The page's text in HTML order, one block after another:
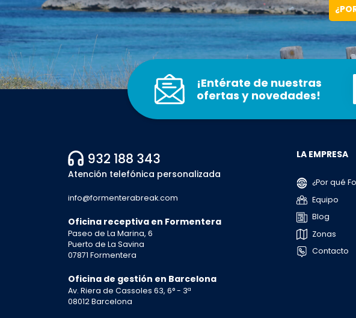
¡Entérate de nuestras
ofertas y novedades!
932 188 343
Atención telefónica personalizada
info@formenterabreak.com
Oficina receptiva en Formentera
Paseo de La Marina, 6
Puerto de La Savina
07871 Formentera
Oficina de gestión en Barcelona
Av. Riera de Cassoles 63, 6° - 3ª
08012 Barcelona
LA EMPRESA
¿Por qué
Equipo
Blog
Zonas
Contacto